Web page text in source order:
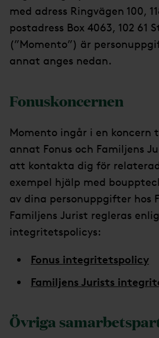
med adress Ringvägen 100,
postadress Box 4063, 102 61
(”Momento”) är
annat anges nedan.
Fonuskoncernen
Momento ingår i en koncern
annat Fonus och Familjens
att kontakta dig för
exempel hjälp med
av dina personuppgifter hos
Familjens Jurist regleras
integritetspolicys:
Fonus integritetspolicy
Familjens Jurists
Övriga